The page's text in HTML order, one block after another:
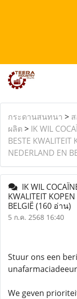
กระดานสนทนา >
ผลิต > IK WIL
BESTE KWALITEIT
NEDERLAND EN
IK WIL
KWALITEIT
BELGIË (160 อ่าน)
5 ก.ค. 2568 16:40
Stuur ons een
We geven